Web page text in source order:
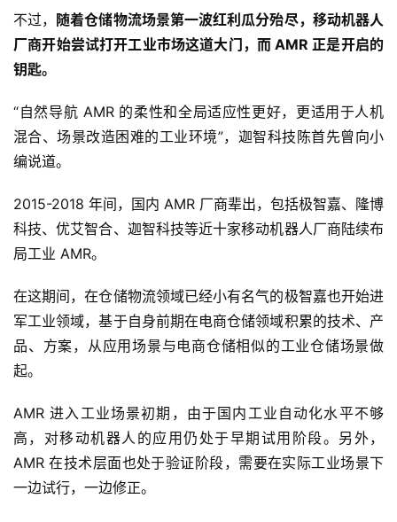
不过， 随着仓储物流场景第一波红利瓜分殆尽，移动机器人
厂商开始尝试打开工业市场这道大门，而 AMR 正是开启的
钥匙。
“自然导航 AMR 的柔性和全局适应性更好，更适用于人机
混合、场景改造困难的工业环境”，迦智科技陈首先曾向小
编说道。
2015-2018 年间，国内 AMR 厂商辈出，包括极智嘉、隆博
科技、优艾智合、迦智科技等近十家移动机器人厂商陆续布
局工业 AMR。
在这期间，在仓储物流领域已经小有名气的极智嘉也开始进
军工业领域，基于自身前期在电商仓储领域积累的技术、产
品、方案，从应用场景与电商仓储相似的工业仓储场景做
起。
AMR 进入工业场景初期，由于国内工业自动化水平不够
高，对移动机器人的应用仍处于早期试用阶段。另外，
AMR 在技术层面也处于验证阶段，需要在实际工业场景下
一边试行，一边修正。